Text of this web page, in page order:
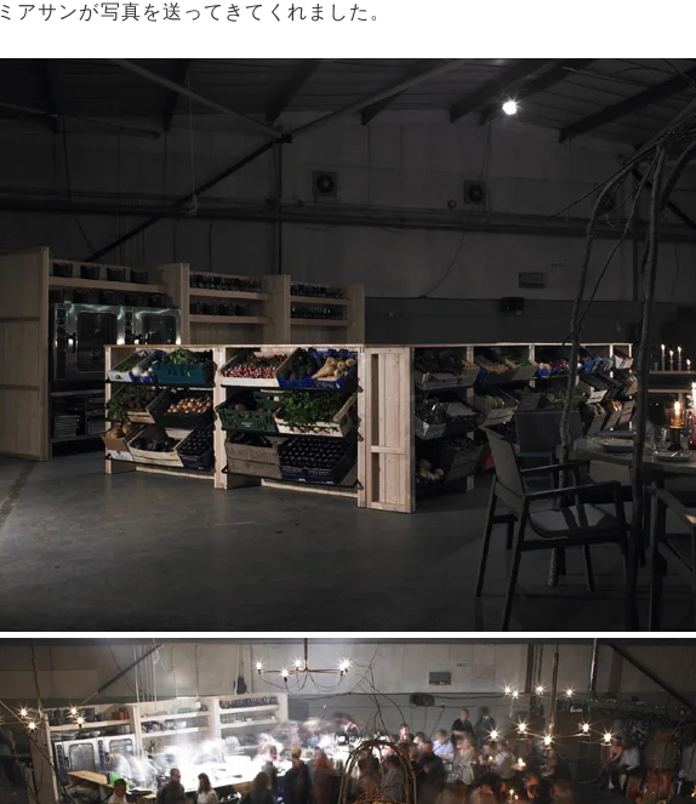
ミアサンが写真を送ってきてくれました。